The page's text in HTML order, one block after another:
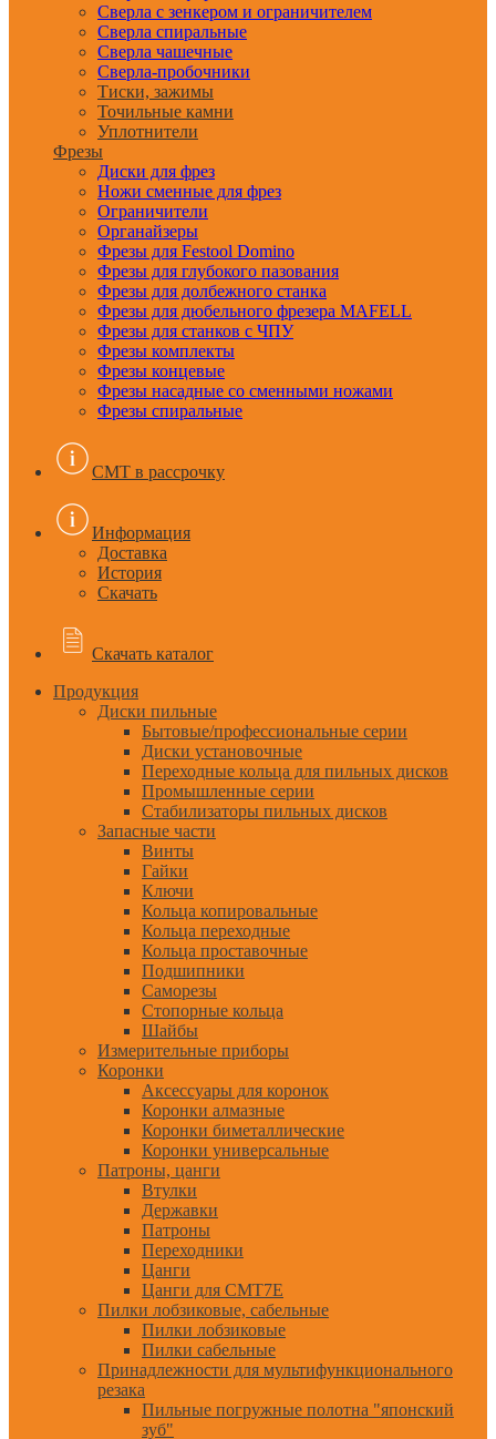
Сверла с зенкером и ограничителем
Сверла спиральные
Сверла чашечные
Сверла-пробочники
Тиски, зажимы
Точильные камни
Уплотнители
Фрезы
Диски для фрез
Ножи сменные для фрез
Ограничители
Органайзеры
Фрезы для Festool Domino
Фрезы для глубокого пазования
Фрезы для долбежного станка
Фрезы для дюбельного фрезера MAFELL
Фрезы для станков с ЧПУ
Фрезы комплекты
Фрезы концевые
Фрезы насадные со сменными ножами
Фрезы спиральные
CMT в рассрочку
Информация
Доставка
История
Скачать
Скачать каталог
Продукция
Диски пильные
Бытовые/профессиональные серии
Диски установочные
Переходные кольца для пильных дисков
Промышленные серии
Стабилизаторы пильных дисков
Запасные части
Винты
Гайки
Ключи
Кольца копировальные
Кольца переходные
Кольца проставочные
Подшипники
Саморезы
Стопорные кольца
Шайбы
Измерительные приборы
Коронки
Аксессуары для коронок
Коронки алмазные
Коронки биметаллические
Коронки универсальные
Патроны, цанги
Втулки
Державки
Патроны
Переходники
Цанги
Цанги для CMT7E
Пилки лобзиковые, сабельные
Пилки лобзиковые
Пилки сабельные
Принадлежности для мультифункционального
резака
Пильные погружные полотна "японский
зуб"